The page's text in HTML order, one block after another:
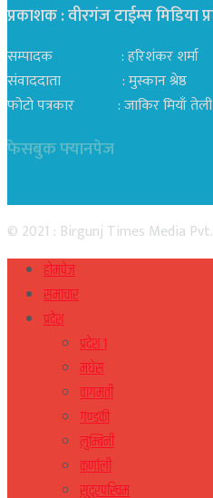
प्रकाशक : वीरगंज टाईम्स मिडिया
सम्पादक : हरिशंकर शर्मा
संवाददाता : मुस्कान श्रेष्ठ
फोटो पत्रकार : जाकिर मियाँ तेली
फेसबुक फ्यानपेज
© 2021 : Birgunj Times Media
होमपेज
समाचार
प्रदेश
प्रदेश १
मधेस
वागमती
गण्डकी
लुम्बिनी
कर्णाली
सुदुरपस्चिम